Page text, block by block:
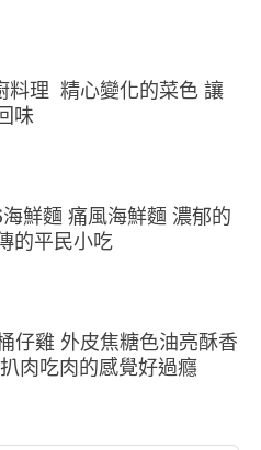
料理 精心變化的菜色 讓
味
鮮麵 痛風海鮮麵 濃郁的
的平民小吃
仔雞 外皮焦糖色油亮酥香
肉吃肉的感覺好過癮